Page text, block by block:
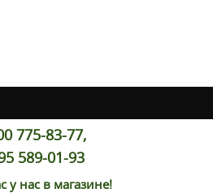
775-83-77,
589-01-93
у нас в магазине!